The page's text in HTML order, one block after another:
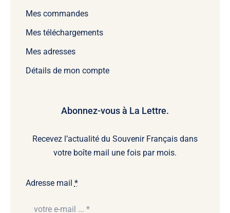
Mes commandes
Mes téléchargements
Mes adresses
Détails de mon compte
Abonnez-vous à La Lettre.
Recevez l’actualité du Souvenir Français dans
votre boîte mail une fois par mois.
Adresse mail *